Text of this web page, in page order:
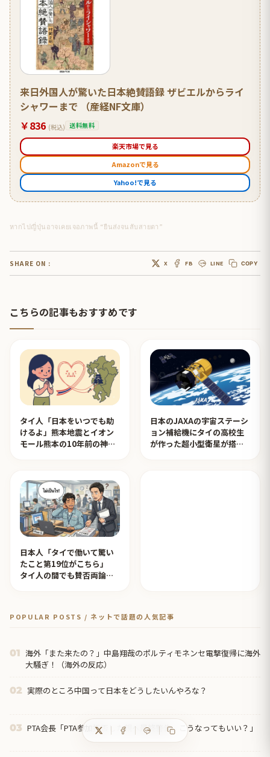
来日外国人が驚いた日本絶賛語録 ザビエルからライ
シャワーまで （産経NF文庫）
￥836 (税込) 送料無料
楽天市場で見る
Amazonで見る
Yahoo!で見る
หากไปญี่ปุ่นอาจเคยเจอภาพนี้ “ยืนส่งจนลับสายตา”
SHARE ON : X FB LINE COPY
こちらの記事もおすすめです
タイ人「日本をいつでも助
けるよ」熊本地震とイオン
モール熊本の10年前の神対
日本のJAXAの宇宙ステーシ
ョン補給機にタイの高校生
が作った超小型衛星が搭載
日本人「タイで働いて驚い
たこと第19位がこちら」
タイ人の間でも賛否両論
POPULAR POSTS / ネットで話題の人気記事
01 海外「また来たの？」中島翔哉のポルティモネンセ電撃復帰に海外
大騒ぎ！（海外の反応）
02 実際のところ中国って日本をどうしたいんやろな？
03 PTA会長「PTA参加拒否した親へ最終警告。こうなってもいい？」